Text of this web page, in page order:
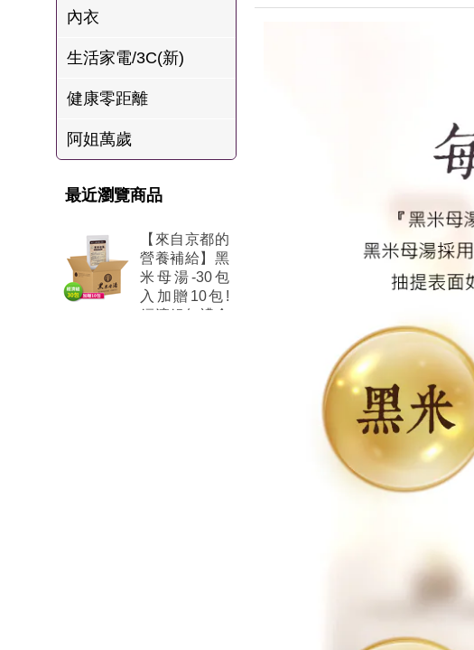
內衣
生活家電/3C(新)
健康零距離
阿姐萬歲
最近瀏覽商品
【來自京都的
營養補給】黑
米母湯-30包
入加贈10包!
經濟組無禮盒